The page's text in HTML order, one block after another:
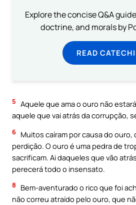
Explore the concise Q&A
doctrine, and morals by
READ
5 Aquele que ama o ouro não
aquele que vai atrás da corrupção,
6 Muitos caíram por causa do ouro,
perdição. O ouro é uma pedra de
sacrificam. Ai daqueles que vão
perecerá todo o insensato.
8
Bem-aventurado o rico que foi
não correu atraído pelo ouro, que